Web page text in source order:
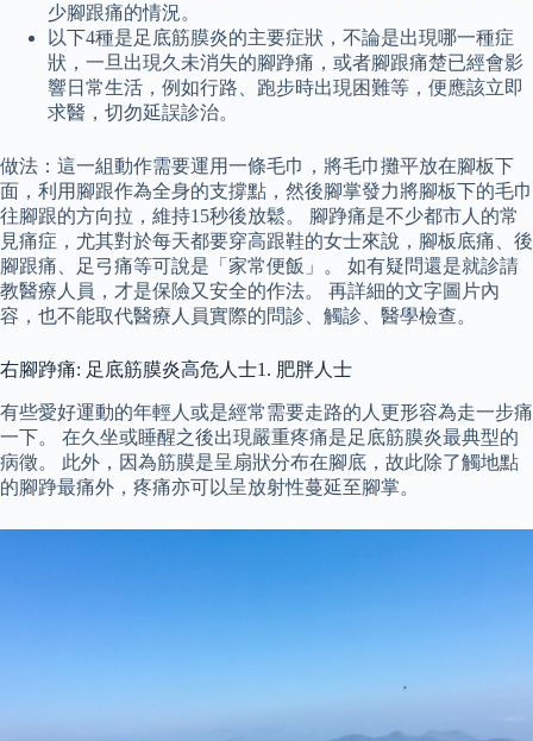
少腳跟痛的情況。
以下4種是足底筋膜炎的主要症狀，不論是出現哪一種症
狀，一旦出現久未消失的腳踭痛，或者腳跟痛楚已經會影
響日常生活，例如行路、跑步時出現困難等，便應該立即
求醫，切勿延誤診治。
做法：這一組動作需要運用一條毛巾，將毛巾攤平放在腳板下
面，利用腳跟作為全身的支撐點，然後腳掌發力將腳板下的毛巾
往腳跟的方向拉，維持15秒後放鬆。 腳踭痛是不少都市人的常
見痛症，尤其對於每天都要穿高跟鞋的女士來說，腳板底痛、後
腳跟痛、足弓痛等可說是「家常便飯」。 如有疑問還是就診請
教醫療人員，才是保險又安全的作法。 再詳細的文字圖片內
容，也不能取代醫療人員實際的問診、觸診、醫學檢查。
右腳踭痛: 足底筋膜炎高危人士1. 肥胖人士
有些愛好運動的年輕人或是經常需要走路的人更形容為走一步痛
一下。 在久坐或睡醒之後出現嚴重疼痛是足底筋膜炎最典型的
病徵。 此外，因為筋膜是呈扇狀分布在腳底，故此除了觸地點
的腳踭最痛外，疼痛亦可以呈放射性蔓延至腳掌。